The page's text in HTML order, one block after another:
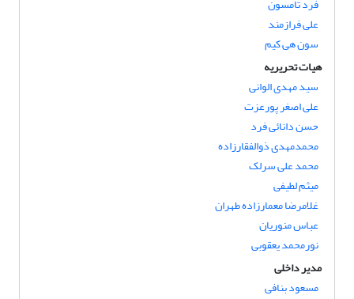
علی فرازمند
سون هی کیم
هیات تحریریه
سید مهدی الوانی
علی اصغر پورعزت
حسن دانائی فرد
محمدمهدی ذوالفقارزاده
محمد علی سرلک
میثم لطیفی
غلامرضا معمارزاده طهران
عباس منوریان
نورمحمد یعقوبی
مدیر داخلی
مسعود بنافی